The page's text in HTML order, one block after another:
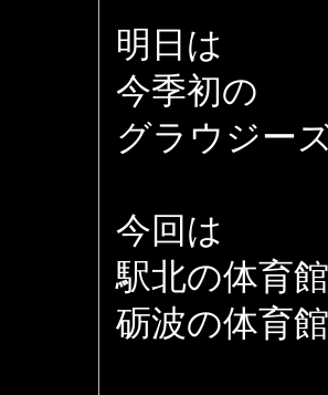
明日は
今季初の
グラウジー
今回は
駅北の体育
砺波の体育